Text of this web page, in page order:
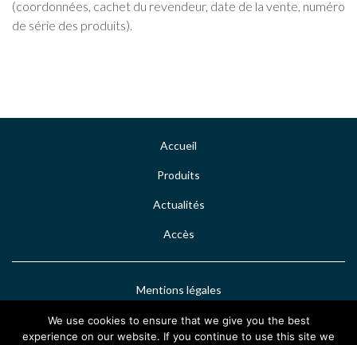
(coordonnées, cachet du revendeur, date de la vente, numéro
de série des produits).
Accueil
Produits
Actualités
Accès
Mentions légales
We use cookies to ensure that we give you the best
experience on our website. If you continue to use this site we